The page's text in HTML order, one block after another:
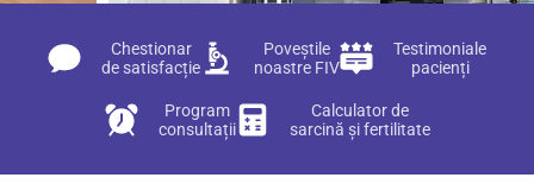
Chestionar
de satisfacție
Poveștile
noastre FIV
Testimoniale
pacienți
Program
consultații
Calculator de
sarcină și fertilitate